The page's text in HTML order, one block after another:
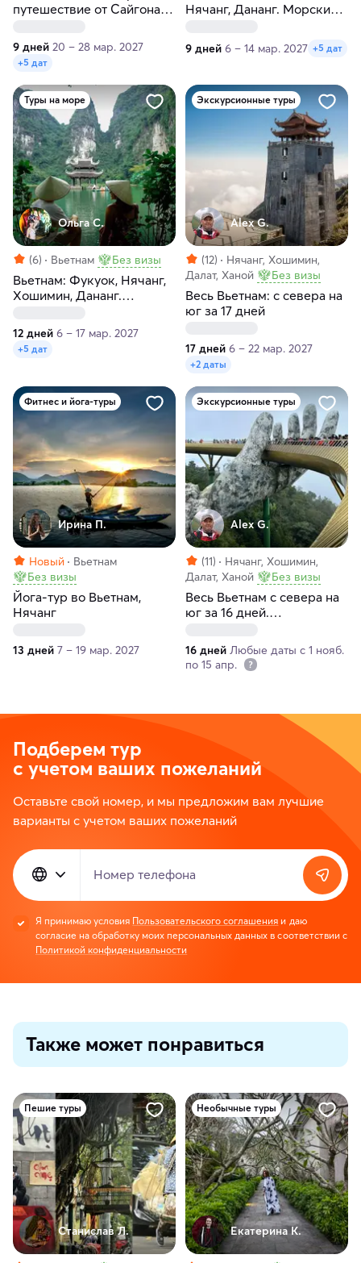
путешествие от Сайгона
9 дней 20 – 28 мар. 2027
+5 дат
Нячанг, Дананг. Морские
9 дней 6 – 14 мар. 2027 +5 дат
Туры на море
Ольга С.
(6) Вьетнам Без визы
Вьетнам: Фукуок, Нячанг,
Хошимин, Дананг.
прогулки! 12 дней
12 дней 6 – 17 мар. 2027
+5 дат
Экскурсионные туры
Alex G.
(12)
Нячанг, Хошимин,
Далат, Ханой
Без визы
Весь Вьетнам: с севера на
юг за 17 дней
17 дней 6 – 22 мар. 2027
+2 даты
Фитнес и йога-туры
Ирина П.
Новый
Вьетнам
Без визы
Йога-тур во Вьетнам,
Нячанг
13 дней 7 – 19 мар. 2027
Экскурсионные туры
Alex G.
(11)
Нячанг, Хошимин,
Далат, Ханой
Без визы
Весь Вьетнам с севера на
юг за 16 дней.
16 дней Любые даты с 1 нояб.
по 15 апр.
Подберем тур
с учетом ваших пожеланий
Оставьте свой номер, и мы предложим вам лучшие
варианты с учетом ваших пожеланий
Номер телефона
Я принимаю условия Пользовательского соглашения и даю
согласие на обработку моих персональных данных в соответствии с
Политикой конфиденциальности
Также может понравиться
Пешие туры
Станислав Л.
Необычные туры
Екатерина К.